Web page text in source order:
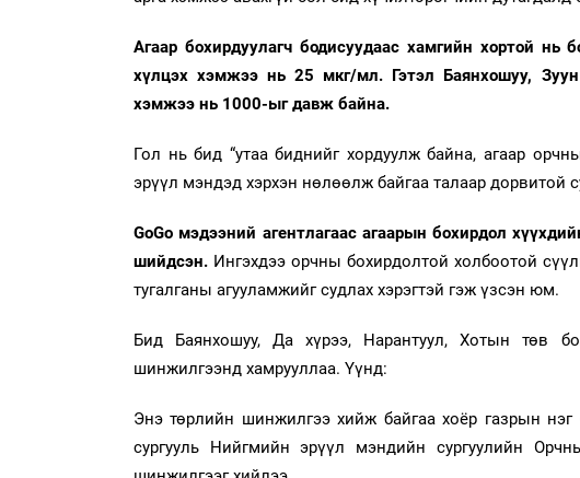
Агаар бохирдуулагч бодисуудаас хамгийн хортой
хүлцэх хэмжээ нь 25 мкг/мл. Гэтэл Баянхошуу,
хэмжээ нь 1000-ыг давж байна.
Гол нь бид “утаа биднийг хордуулж байна, агаар
эрүүл мэндэд хэрхэн нөлөөлж байгаа талаар дорвитой
GoGo мэдээний агентлагаас агаарын бохирдол
шийдсэн. Ингэхдээ орчны бохирдолтой холбоотой
тугалганы агууламжийг судлах хэрэгтэй гэж үзсэн юм.
Бид Баянхошуу, Да хүрээ, Нарантуул, Хотын төв
шинжилгээнд хамрууллаа. Үүнд:
Энэ төрлийн шинжилгээ хийж байгаа хоёр газрын
сургууль Нийгмийн эрүүл мэндийн сургуулийн